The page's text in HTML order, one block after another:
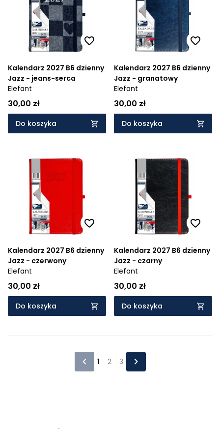
Kalendarz 2027 B6 dzienny
Jazz - jeans-serca
Elefant
30,00 zł
Do koszyka
Kalendarz 2027 B6 dzienny
Jazz - granatowy
Elefant
30,00 zł
Do koszyka
Kalendarz 2027 B6 dzienny
Jazz - czerwony
Elefant
30,00 zł
Do koszyka
Kalendarz 2027 B6 dzienny
Jazz - czarny
Elefant
30,00 zł
Do koszyka
1 2 3